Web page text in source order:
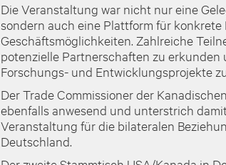
Die Veranstaltung war nicht nur eine
sondern auch eine Plattform für konkrete
Geschäftsmöglichkeiten. Zahlreiche
potenzielle Partnerschaften zu erkunden
Forschungs- und Entwicklungsprojekte
Der Trade Commissioner der
ebenfalls anwesend und unterstrich
Veranstaltung für die bilateralen
Deutschland.